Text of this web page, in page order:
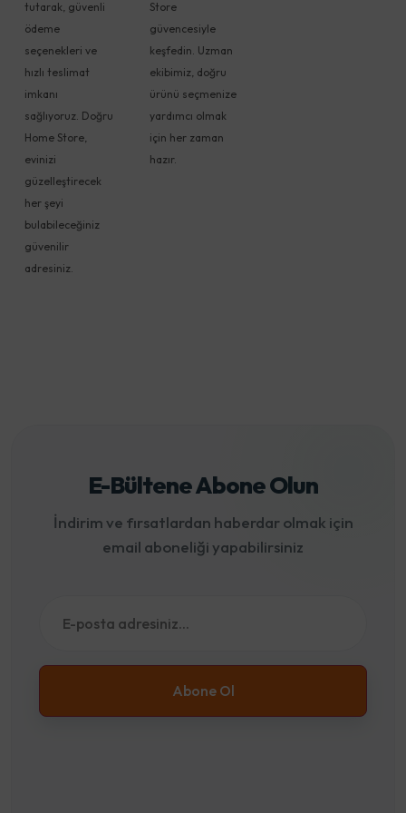
tutarak, güvenli
ödeme
seçenekleri ve
hızlı teslimat
imkanı
sağlıyoruz. Doğru
Home Store,
evinizi
güzelleştirecek
her şeyi
bulabileceğiniz
güvenilir
adresiniz.
Store
güvencesiyle
keşfedin. Uzman
ekibimiz, doğru
ürünü seçmenize
yardımcı olmak
için her zaman
hazır.
E-Bültene Abone Olun
İndirim ve fırsatlardan haberdar olmak için
email aboneliği yapabilirsiniz
Abone Ol